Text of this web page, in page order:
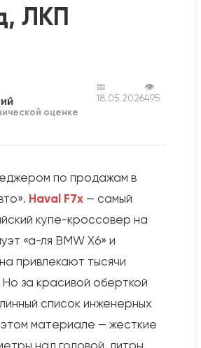
ЛКП
оценке
📅
18.05.2026
👁
495
по продажам в
Haval F7x — самый
купе-кроссовер на
«а-ля BMW X6» и
привлекают тысячи
за красивой оберткой
список инженерных
материале — жесткие
над головой, литры